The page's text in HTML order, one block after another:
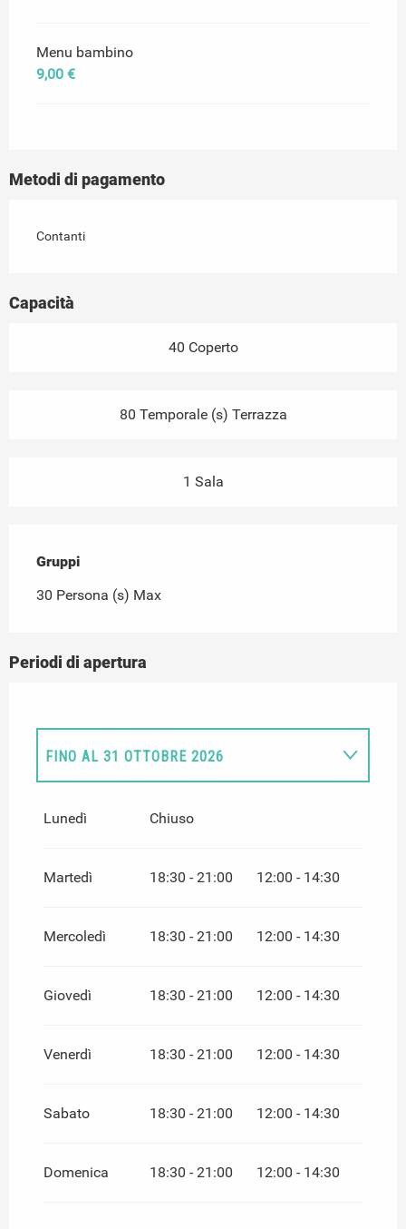
Menu bambino
9,00 €
Metodi di pagamento
Contanti
Capacità
40 Coperto
80 Temporale (s) Terrazza
1 Sala
Gruppi
Gruppi
30 Persona (s) Max
Periodi di apertura
2026
FINO AL 31 OTTOBRE 2026
2026
Lunedì Chiuso
Martedì 18:30 - 21:00 12:00 - 14:30
Mercoledì 18:30 - 21:00 12:00 - 14:30
Giovedì 18:30 - 21:00 12:00 - 14:30
Venerdì 18:30 - 21:00 12:00 - 14:30
Sabato 18:30 - 21:00 12:00 - 14:30
Domenica 18:30 - 21:00 12:00 - 14:30